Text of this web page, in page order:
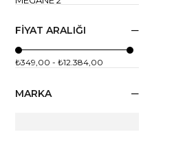
R9
MEGANE 1
CLIO 2
FIYAT ARALIĞI
₺349,00 - ₺12.384,00
MARKA